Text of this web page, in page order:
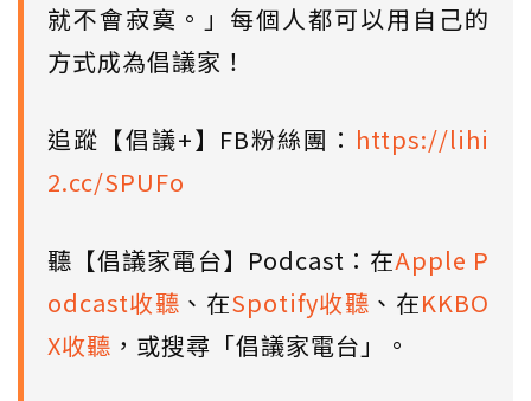
就不會寂寞。」每個人都可以用自己的
方式成為倡議家！
追蹤【倡議+】FB粉絲團： https://lihi
2.cc/SPUFo
聽【倡議家電台】Podcast：在Apple P
odcast收聽 、在Spotify收聽 、在KKBO
X收聽 ，或搜尋「倡議家電台」。